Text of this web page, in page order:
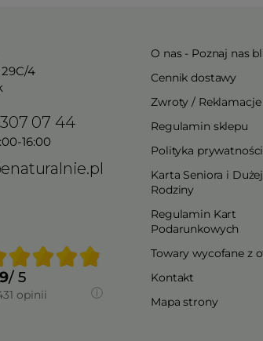
4
07 44
16:00
/ 5
opinii
O nas - Poznaj nas
Cennik dostawy
Zwroty / Reklamacje
Regulamin sklepu
Polityka prywatności
Karta Seniora i Dużej
Rodziny
Regulamin Kart
Podarunkowych
Towary wycofane z
Kontakt
Mapa strony